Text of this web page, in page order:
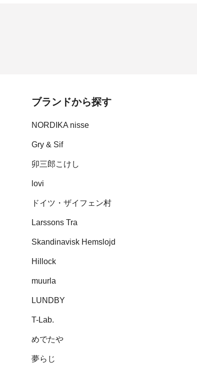
ブランドから探す
NORDIKA nisse
Gry & Sif
卯三郎こけし
lovi
ドイツ・ザイフェン村
Larssons Tra
Skandinavisk Hemslojd
Hillock
muurla
LUNDBY
T-Lab.
めでたや
夢らじ